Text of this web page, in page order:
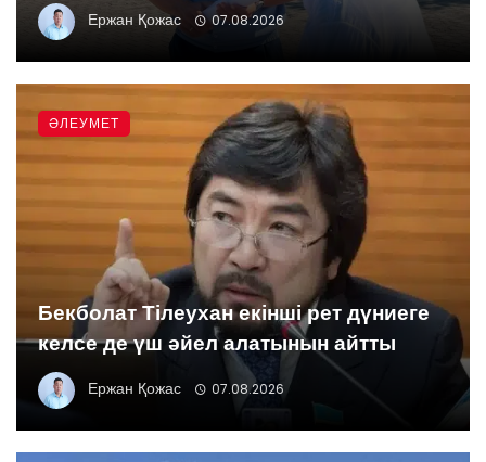
Ержан Қожас 07.08.2026
Бекболат Тілеухан екінші рет дүниеге
келсе де үш әйел алатынын айтты
Ержан Қожас 07.08.2026
ӘЛЕУМЕТ